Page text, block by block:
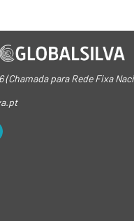
(Chamada para Rede Fixa